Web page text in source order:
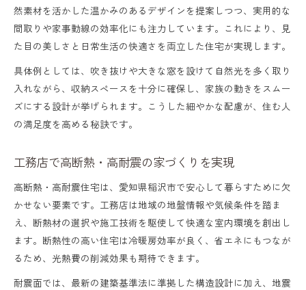
然素材を活かした温かみのあるデザインを提案しつつ、実用的な
間取りや家事動線の効率化にも注力しています。これにより、見
た目の美しさと日常生活の快適さを両立した住宅が実現します。
具体例としては、吹き抜けや大きな窓を設けて自然光を多く取り
入れながら、収納スペースを十分に確保し、家族の動きをスムー
ズにする設計が挙げられます。こうした細やかな配慮が、住む人
の満足度を高める秘訣です。
工務店で高断熱・高耐震の家づくりを実現
高断熱・高耐震住宅は、愛知県稲沢市で安心して暮らすために欠
かせない要素です。工務店は地域の地盤情報や気候条件を踏ま
え、断熱材の選択や施工技術を駆使して快適な室内環境を創出し
ます。断熱性の高い住宅は冷暖房効率が良く、省エネにもつなが
るため、光熱費の削減効果も期待できます。
耐震面では、最新の建築基準法に準拠した構造設計に加え、地震